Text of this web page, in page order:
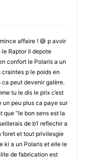
affaire ! 😅 p avoir
Raptor il depote
confort le Polaris a un
craintes p le poids en
peut devenir galère.
tu le dis le prix c’est
un peu plus ca paye sur
que “le bon sens est la
de b1 reflechir a
foret et tout privilesgie
ki a un Polaris et elle le
de fabrication est